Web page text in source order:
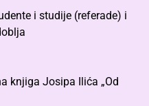
i studije (referade) i
knjiga Josipa Ilića „Od